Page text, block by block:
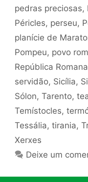
pedras preciosas,
Péricles, perseu,
planície de
Pompeu, povo
República Romana
servidão, Sicília,
Sólon, Tarento,
Temístocles,
Tessália, tirania,
Xerxes
Deixe um